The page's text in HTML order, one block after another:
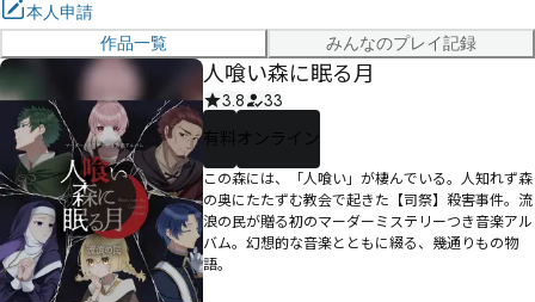
本人申請
作品一覧
みんなのプレイ記録
人喰い森に眠る月
3.8
33
有料 オンライン
――この森には、「人喰い」が棲んでいる。人知れず森
の奥にたたずむ教会で起きた【司祭】殺害事件。流
浪の民が贈る初のマーダーミステリーつき音楽アル
バム。幻想的な音楽とともに綴る、幾通りもの物
語。